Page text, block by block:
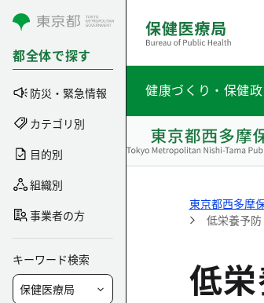
コンテンツにスキップ
都全体で探す
防災・緊急情報
カテゴリ別
目的別
組織別
事業者の方
キーワード検索
健康づくり・保健
東京都西多摩
低栄養予
低